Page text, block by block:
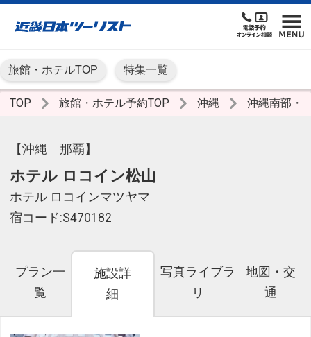
旅館・ホテルTOP 特集一覧
TOP 旅館・ホテル予約TOP 沖縄 沖縄南部・
【沖縄 那覇】
ホテル ロコイン松山
ホテル ロコインマツヤマ
宿コード:S470182
プラン一
覧
施設詳
細
写真ライブラ
リ
地図・交
通